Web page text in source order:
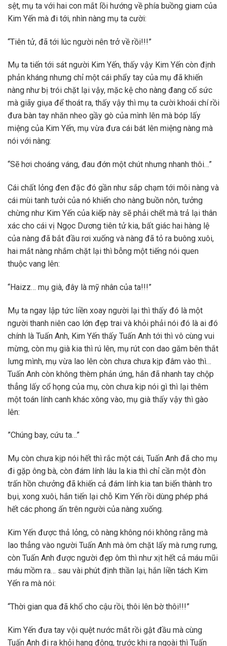
sệt, mụ ta với hai con mắt lồi hướng về phía buồng giam của
Kim Yến mà đi tới, nhìn nàng mụ ta cười:
“Tiên tử, đã tới lúc người nên trở về rồi!!!”
Mụ ta tiến tới sát người Kim Yến, thấy vậy Kim Yến còn định
phản kháng nhưng chỉ một cái phẩy tay của mụ đã khiến
nàng như bị trói chặt lại vậy, mặc kệ cho nàng đang cố sức
mà giãy giụa để thoát ra, thấy vậy thì mụ ta cười khoái chí rồi
đưa bàn tay nhăn nheo gầy gò của mình lên mà bóp lấy
miệng của Kim Yến, mụ vừa đưa cái bát lên miệng nàng mà
nói với nàng:
“Sẽ hơi choáng váng, đau đớn một chút nhưng nhanh thôi…”
Cái chất lỏng đen đặc đó gần như sắp chạm tới môi nàng và
cái mùi tanh tưởi của nó khiến cho nàng buồn nôn, tưởng
chừng như Kim Yến của kiếp này sẽ phải chết mà trả lại thân
xác cho cái vị Ngọc Dương tiên tử kia, bất giác hai hàng lệ
của nàng đã bắt đầu rơi xuống và nàng đã tỏ ra buông xuôi,
hai mắt nàng nhắm chặt lại thì bỗng một tiếng nói quen
thuộc vang lên:
“Haizz… mụ già, đây là mỹ nhân của ta!!!”
Mụ ta ngay lập tức liền xoay người lại thì thấy đó là một
người thanh niên cao lớn đẹp trai và khỏi phải nói đó là ai đó
chính là Tuấn Anh, Kim Yến thấy Tuấn Anh tới thì vô cùng vui
mừng, còn mụ già kia thì rú lên, mụ rút con dao găm bên thắt
lưng mình, mụ vừa lao lên còn chưa chưa kịp đâm vào thì…
Tuấn Anh còn không thèm phản ứng, hắn đã nhanh tay chộp
thẳng lấy cổ họng của mụ, còn chưa kịp nói gì thì lại thêm
một toán lính canh khác xông vào, mụ già thấy vậy thì gào
lên:
”Chúng bay, cứu ta…”
Mụ còn chưa kịp nói hết thì rắc một cái, Tuấn Anh đã cho mụ
đi gặp ông bà, còn đám lính lâu la kia thì chỉ cần một đòn
trấn hồn chưởng đã khiến cả đám lính kia tan biến thành tro
bụi, xong xuôi, hắn tiến lại chỗ Kim Yến rồi dùng phép phá
hết các phong ấn trên người của nàng xuống.
Kim Yến được thả lỏng, cô nàng không nói không rằng mà
lao thẳng vào người Tuấn Anh mà ôm chặt lấy mà rưng rưng,
còn Tuấn Anh được người đẹp ôm thì như xịt hết cả máu mũi
máu mồm ra… sau vài phút định thần lại, hắn liền tách Kim
Yến ra mà nói:
“Thời gian qua đã khổ cho cậu rồi, thôi lên bờ thôi!!!”
Kim Yến đưa tay vội quệt nước mắt rồi gật đầu mà cùng
Tuấn Anh đi ra khỏi hang động, trước khi ra ngoài thì Tuấn